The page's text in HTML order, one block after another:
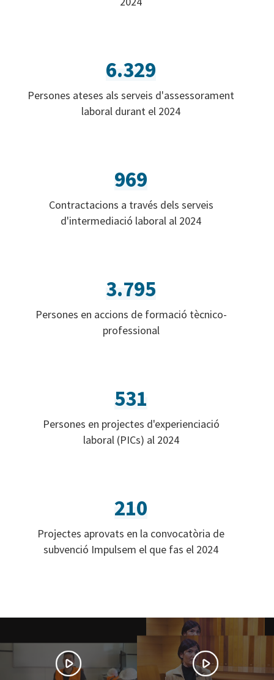
6.329
Persones ateses als serveis d'assessorament
laboral durant el 2024
969
Contractacions a través dels serveis
d'intermediació laboral al 2024
3.795
Persones en accions de formació tècnico-
professional
531
Persones en projectes d'experienciació
laboral (PICs) al 2024
210
Projectes aprovats en la convocatòria de
subvenció Impulsem el que fas el 2024